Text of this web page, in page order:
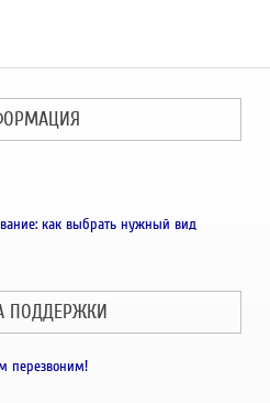
как выбрать нужный вид
ПОДДЕРЖКИ
перезвоним!